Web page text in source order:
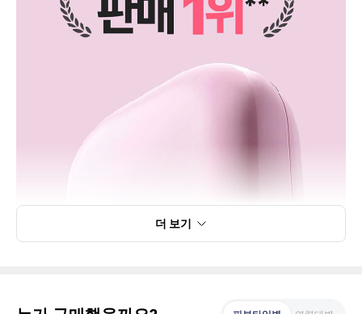
더 보기